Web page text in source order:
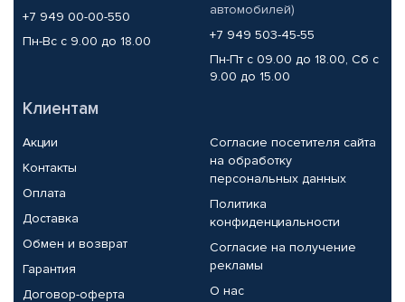
+7 949 00-00-550
Пн-Вс с 9.00 до 18.00
автомобилей)
+7 949 503-45-55
Пн-Пт с 09.00 до 18.00, Сб с
9.00 до 15.00
Клиентам
Акции
Контакты
Оплата
Доставка
Обмен и возврат
Гарантия
Договор-оферта
Согласие посетителя сайта
на обработку
персональных данных
Политика
конфиденциальности
Согласие на получение
рекламы
О нас